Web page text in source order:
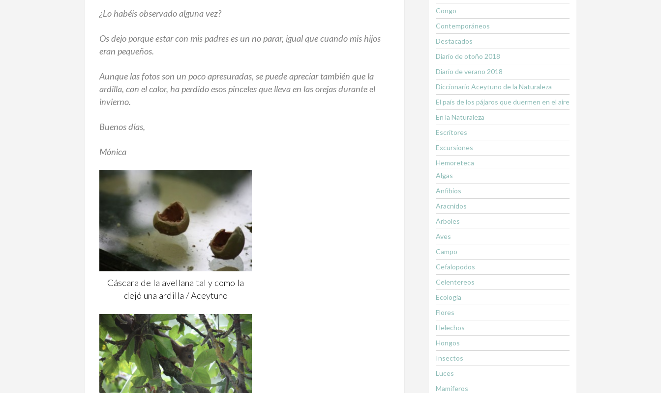
¿Lo habéis observado alguna vez?
Os dejo porque estar con mis padres es un no parar, igual que cuando mis hijos
eran pequeños.
Aunque las fotos son un poco apresuradas, se puede apreciar también que la
ardilla, con el calor, ha perdido esos pinceles que lleva en las orejas durante el
invierno.
Buenos días,
Mónica
Cáscara de la avellana tal y como la
dejó una ardilla / Aceytuno
Congo
Contemporáneos
Destacados
Diario de otoño 2018
Diario de verano 2018
Diccionario Aceytuno de la Naturaleza
El país de los pájaros que duermen en el aire
En la Naturaleza
Escritores
Excursiones
Hemoreteca
Algas
Anfibios
Aracnidos
Árboles
Aves
Campo
Cefalopodos
Celentereos
Ecología
Flores
Helechos
Hongos
Insectos
Luces
Mamiferos